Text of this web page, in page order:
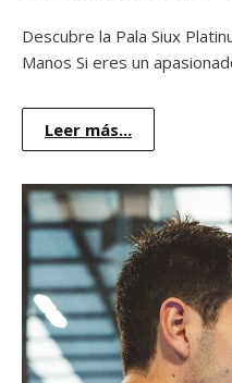
Descubre la Pala Siux
Manos Si eres un
Leer más...